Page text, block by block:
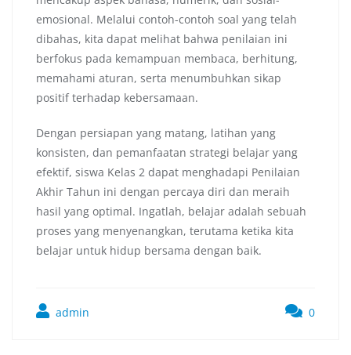
emosional. Melalui contoh-contoh soal yang telah
dibahas, kita dapat melihat bahwa penilaian ini
berfokus pada kemampuan membaca, berhitung,
memahami aturan, serta menumbuhkan sikap
positif terhadap kebersamaan.
Dengan persiapan yang matang, latihan yang
konsisten, dan pemanfaatan strategi belajar yang
efektif, siswa Kelas 2 dapat menghadapi Penilaian
Akhir Tahun ini dengan percaya diri dan meraih
hasil yang optimal. Ingatlah, belajar adalah sebuah
proses yang menyenangkan, terutama ketika kita
belajar untuk hidup bersama dengan baik.
admin 0